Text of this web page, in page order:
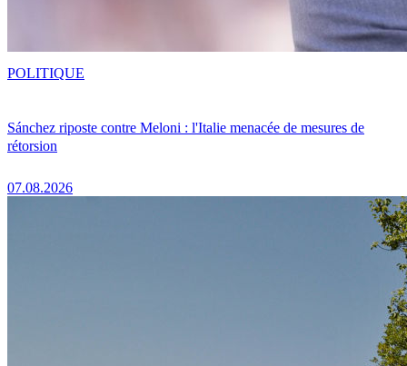
Sánchez riposte contre Meloni : l'Italie menacée de mesures de
rétorsion
07.08.2026
POLITIQUE